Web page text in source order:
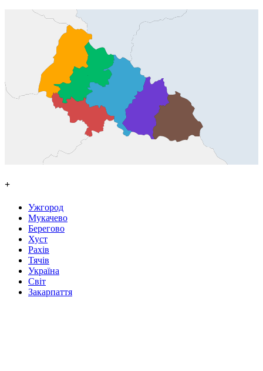
+
Ужгород
Мукачево
Берегово
Хуст
Рахів
Тячів
Україна
Світ
Закарпаття